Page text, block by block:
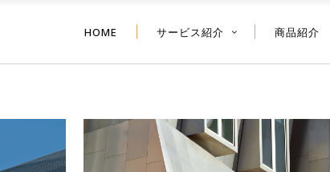
HOME サービス紹介 商品紹介